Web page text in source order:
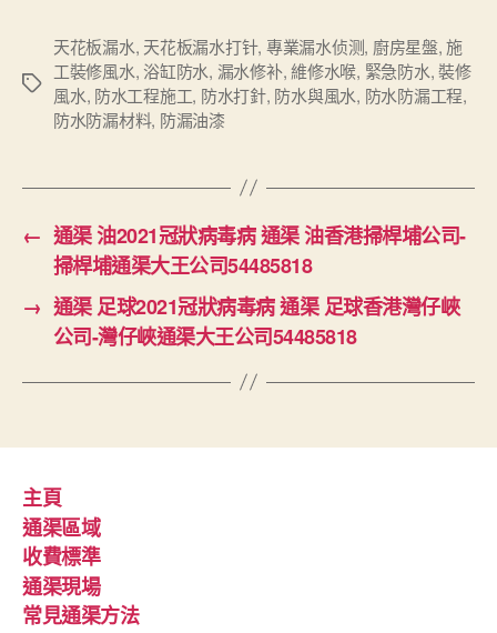
Tags
天花板漏水, 天花板漏水打针, 專業漏水侦测, 廚房星盤,施
工裝修風水, 浴缸防水, 漏水修补,維修水喉, 緊急防水,裝修
風水, 防水工程施工, 防水打針, 防水與風水, 防水防漏工程,
防水防漏材料, 防漏油漆
← 通渠 油2021冠狀病毒病 通渠 油香港掃桿埔公司-
掃桿埔通渠大王公司54485818
→ 通渠 足球2021冠狀病毒病 通渠 足球香港灣仔峽
公司-灣仔峽通渠大王公司54485818
主頁
通渠區域
收費標準
通渠現場
常見通渠方法